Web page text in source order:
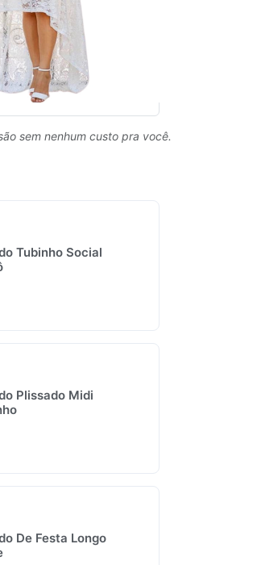
sem nenhum custo pra você.
Tubinho Social
Plissado Midi
De Festa Longo